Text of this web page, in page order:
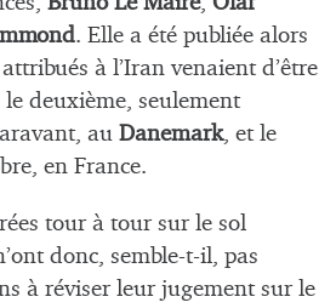
. Elle a été publiée alors
à l’Iran venaient d’être
deuxième, seulement
au Danemark, et le
en France.
tour à tour sur le sol
donc, semble-t-il, pas
à réviser leur jugement sur le